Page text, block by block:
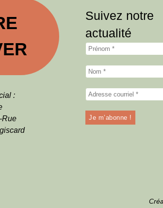
:
Rue
Suivez notre
actualité